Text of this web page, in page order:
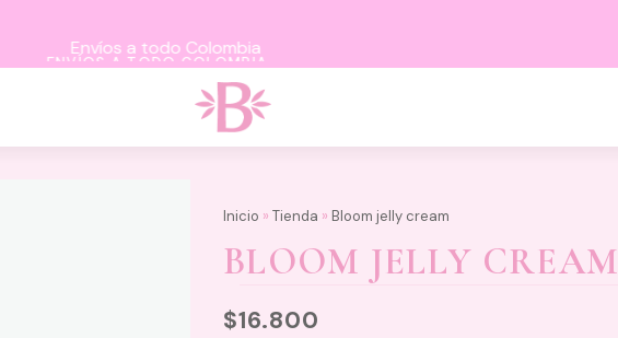
ENVÍOS A TODO COLOMBIA
Inicio » Tienda » Bloom jelly cream
BLOOM JELLY CREAM
$16.800